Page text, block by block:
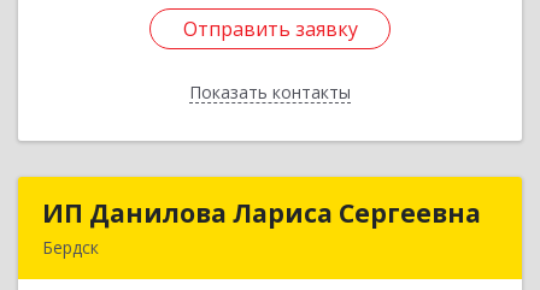
Отправить заявку
Показать контакты
Отправить заявку
Назад
ИП Данилова Лариса Сергеевна
Бердск
ИП Данилова Лариса Сергеевна